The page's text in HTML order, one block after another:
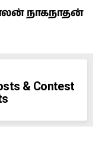
நாகநாதன்
& Contest